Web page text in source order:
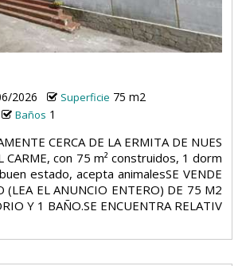
2026 Superficie 75 m2
Baños 1
CERCA DE LA ERMITA DE NUES
CARME, con 75 m² construidos, 1 dorm
estado, acepta animalesSE VENDE
(LEA EL ANUNCIO ENTERO) DE 75 M2
Y 1 BAÑO.SE ENCUENTRA RELATIV